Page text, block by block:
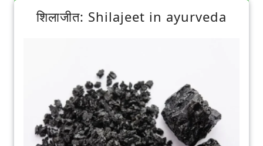
शिलाजीत: Shilajeet in ayurveda